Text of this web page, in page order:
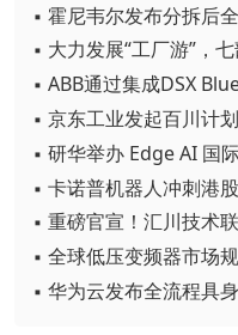
▪ 大力发展“工厂游”，
▪ 京东工业发起百川计
▪ 研华举办 Edge AI 国
▪ 卡诺普机器人冲刺港
▪ 全球低压变频器市场
▪ 华为云发布全流程具